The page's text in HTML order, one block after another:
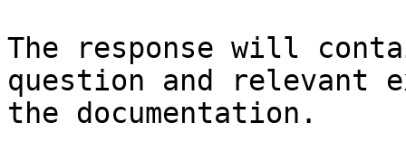
The response will
question and relevant
the documentation.